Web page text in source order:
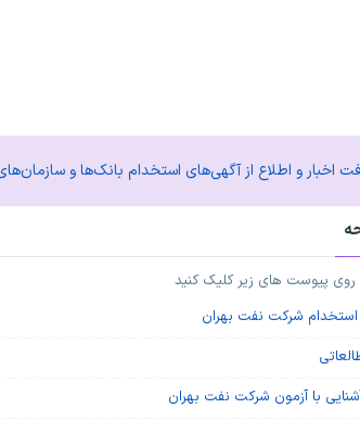
اخبار و اطلاع از آگهی‌های استخدام بانک‌ها و
پیوست های زیر کلیک کنید
استخدام شرکت نفت بهران
با آزمون شرکت نفت بهران